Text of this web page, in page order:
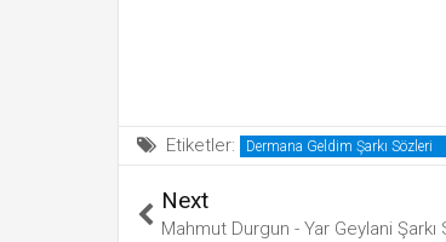
Etiketler: Dermana Geldim Şarkı Sözleri
Next
Mahmut Durgun - Yar Geylani